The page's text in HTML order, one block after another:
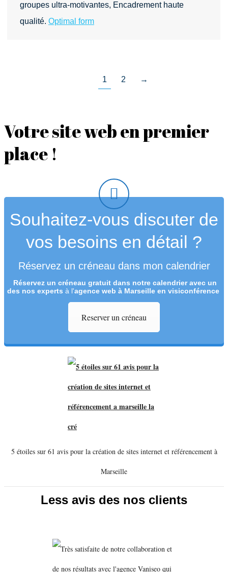
groupes ultra-motivantes, Encadrement haute
qualité. Optimal form
1 2 →
Votre site web en premier
place !
Souhaitez-vous discuter de
vos besoins en détail ?
Réservez un créneau dans mon calendrier
Réservez un créneau gratuit dans notre calendrier avec un
des nos experts à l'agence web à Marseille en visiconférence
Reserver un créneau
5 étoiles sur 61 avis pour la création de sites internet et référencement à
Marseille
Less avis des nos clients